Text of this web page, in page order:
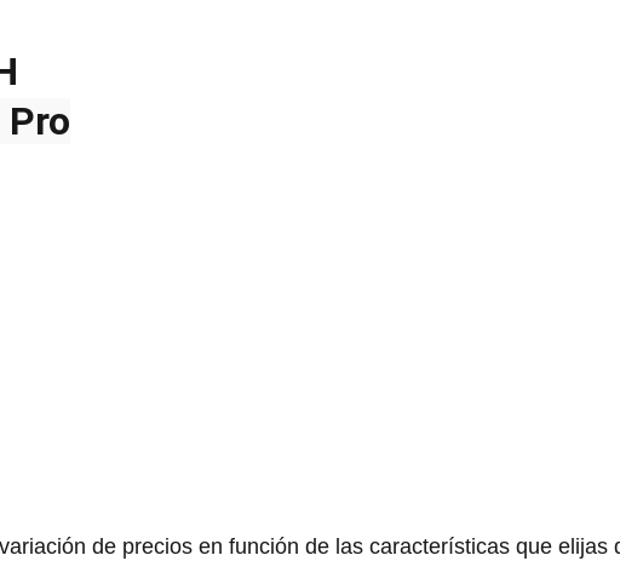
Pro
de precios en función de las características que elijas